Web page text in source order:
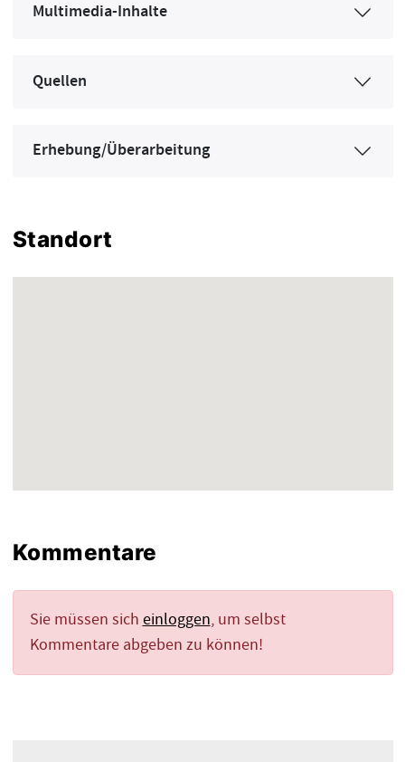
Multimedia-Inhalte
Quellen
Erhebung/Überarbeitung
Standort
Kommentare
Sie müssen sich einloggen, um selbst
Kommentare abgeben zu können!